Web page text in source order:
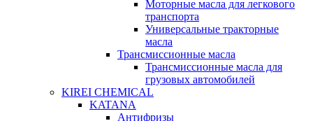
Моторные масла для легкового
транспорта
Универсальные тракторные
масла
Трансмиссионные масла
Трансмиссионные масла для
грузовых автомобилей
KIREI CHEMICAL
KATANA
Антифризы